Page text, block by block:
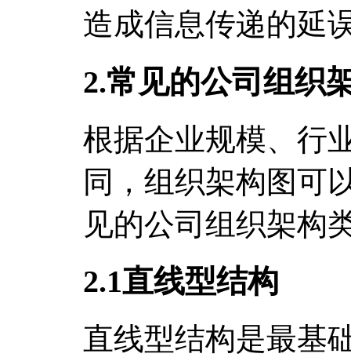
造成信息传递的延
2.常见的公司组织
根据企业规模、行
同，组织架构图可
见的公司组织架构
2.1直线型结构
直线型结构是最基